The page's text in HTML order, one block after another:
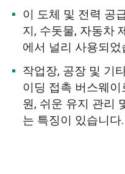
이 도체 및 전력 공
지, 수돗물, 자동차
에서 널리 사용되었
작업장, 공장 및 기
이딩 접촉 버스웨
원, 쉬운 유지 관리
는 특징이 있습니다.